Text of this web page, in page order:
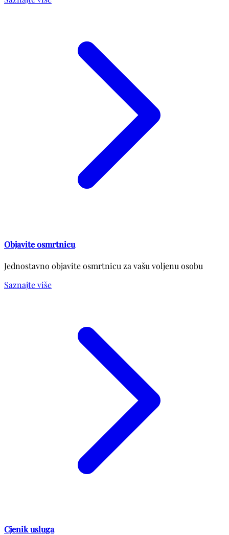
Objavite osmrtnicu
Jednostavno objavite osmrtnicu za vašu voljenu osobu
Saznajte više
Cjenik usluga